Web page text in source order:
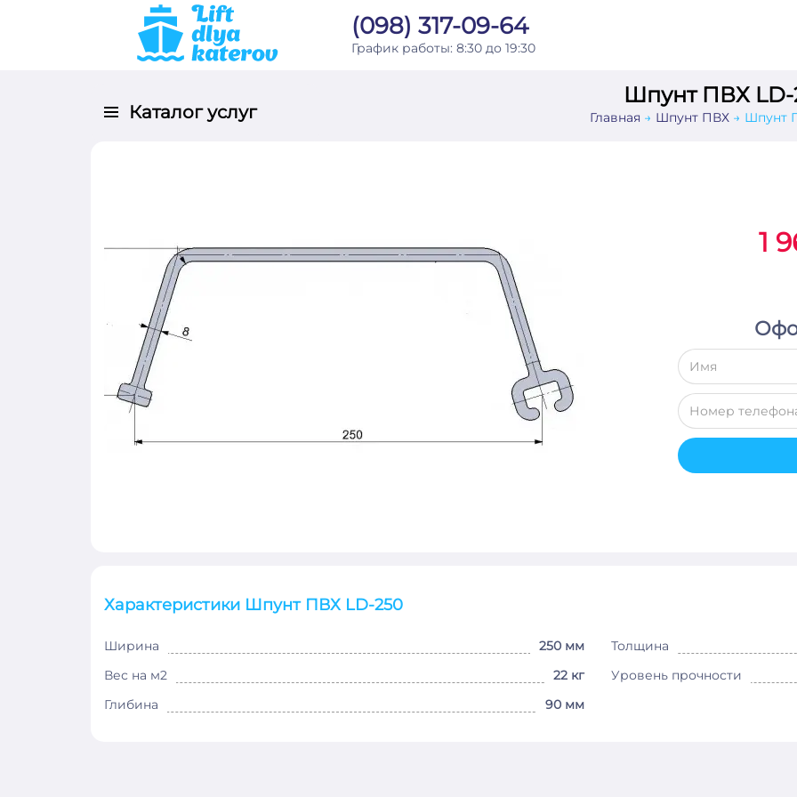
(098) 317-09-64
График работы: 8:30 до 19:30
Каталог услуг
Шпунт ПВХ LD-
Главная Шпунт ПВХ Шпунт
1
Характеристики Шпунт ПВХ LD-250
Ширина
250 мм
Вес на м2
22 кг
Глибина
90 мм
Толщина
Уровень прочности